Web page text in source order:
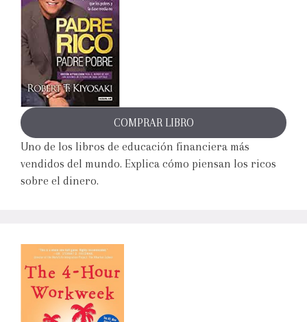
COMPRAR LIBRO
Uno de los libros de educación financiera más
vendidos del mundo. Explica cómo piensan los ricos
sobre el dinero.